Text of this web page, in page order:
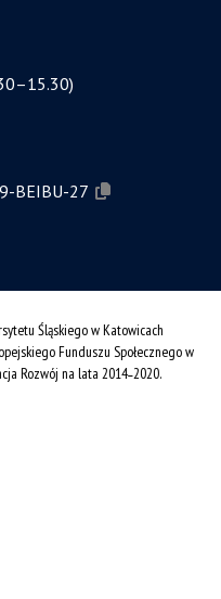
BEIBU-27
Śląskiego w Katowicach
Funduszu Społecznego w
Rozwój na lata 2014˗2020.